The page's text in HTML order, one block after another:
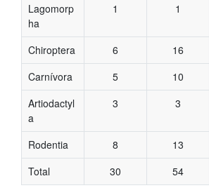
Lagomorp
ha
1 1
Chiroptera 6 16
Carnívora
5 10
Artiodactyl
a
3 3
Rodentia 8 13
Total
30 54